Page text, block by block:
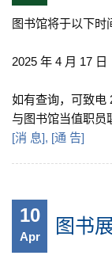
图书馆将于以下时
2025 年 4 月 17 日
如有查询，可致电
与图书馆当值职员
[消 息], [通 告]
10
Apr 图书